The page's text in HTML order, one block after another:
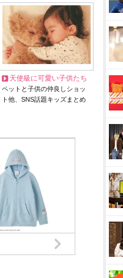
天使級に可愛い子供たち
ペットと子供の仲良しショッ
ト他、SNS話題キッズまとめ